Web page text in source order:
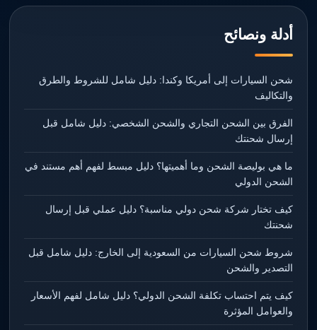
أدلة ونصائح
شحن السيارات إلى أمريكا وكندا: دليل شامل للشروط والطرق
والتكاليف
الفرق بين الشحن التجاري والشحن الشخصي: دليل شامل قبل
إرسال شحنتك
ما هي بوليصة الشحن وما أهميتها؟ دليل مبسط لفهم أهم مستند في
الشحن الدولي
كيف تختار شركة شحن دولي مناسبة؟ دليل عملي قبل إرسال
شحنتك
شروط شحن السيارات من السعودية إلى الخارج: دليل شامل قبل
التصدير والشحن
كيف يتم احتساب تكلفة الشحن الدولي؟ دليل شامل لفهم الأسعار
والعوامل المؤثرة